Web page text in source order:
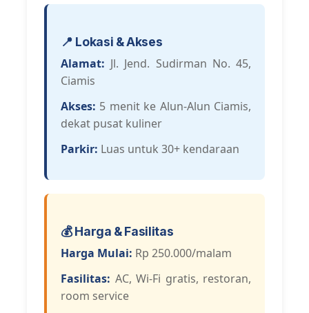
📍 Lokasi & Akses
Alamat: Jl. Jend. Sudirman No. 45,
Ciamis
Akses: 5 menit ke Alun-Alun Ciamis,
dekat pusat kuliner
Parkir: Luas untuk 30+ kendaraan
💰 Harga & Fasilitas
Harga Mulai: Rp 250.000/malam
Fasilitas: AC, Wi-Fi gratis, restoran,
room service